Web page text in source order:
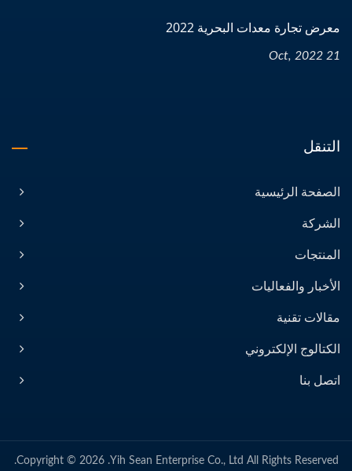
معرض تجارة معدات البحرية 2022
21 Oct, 2022
التنقل
الصفحة الرئيسية
الشركة
المنتجات
الأخبار والفعاليات
مقالات تقنية
الكتالوج الإلكتروني
اتصل بنا
Copyright © 2026 Yih Sean Enterprise Co., Ltd. All Rights Reserved.